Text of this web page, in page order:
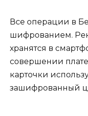
Все операции в
шифрованием.
хранятся в
совершении
карточки
зашифрованный